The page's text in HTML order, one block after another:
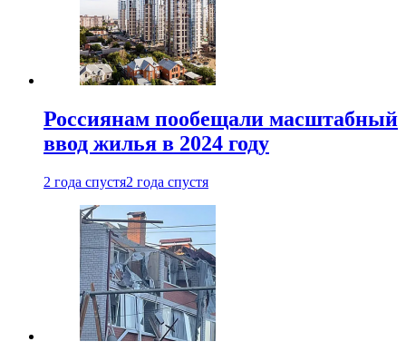
Россиянам пообещали масштабный
ввод жилья в 2024 году
2 года спустя2 года спустя